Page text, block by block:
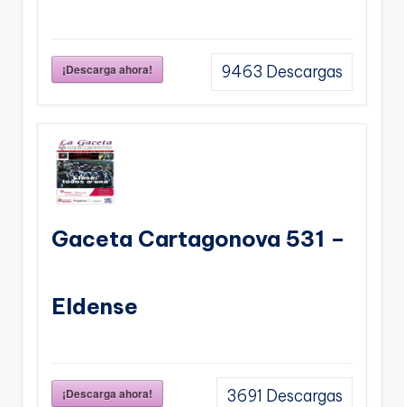
¡Descarga ahora! 9463 Descargas
Gaceta Cartagonova 531 –
Eldense
¡Descarga ahora! 3691 Descargas